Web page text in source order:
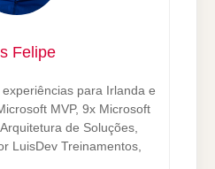
Felipe
para Irlanda e
MVP, 9x Microsoft
de Soluções,
LuisDev Treinamentos,